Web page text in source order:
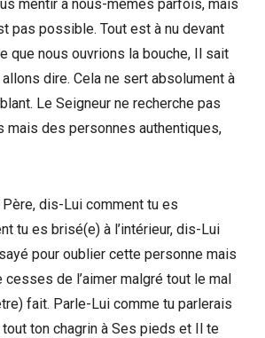
mentir à nous-mêmes parfois, mais
pas possible. Tout est à nu devant
que nous ouvrions la bouche, Il sait
dire. Cela ne sert absolument à
Le Seigneur ne recherche pas
mais des personnes authentiques,
dis-Lui comment tu es
tu es brisé(e) à l’intérieur, dis-Lui
pour oublier cette personne mais
cesses de l’aimer malgré tout le mal
fait. Parle-Lui comme tu parlerais
ton chagrin à Ses pieds et Il te